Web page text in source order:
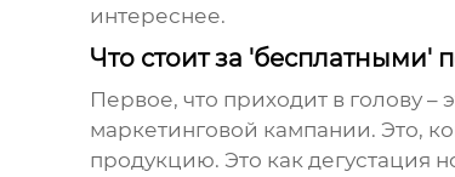
интереснее.
Что стоит за 'бесплатными'
Первое, что приходит в голову
маркетинговой кампании. Это,
продукцию. Это как дегустация